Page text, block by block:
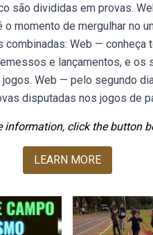
são divididas em provas.
momento de mergulhar no
Web — conheça
e lançamentos, e os
Web — pelo segundo
disputadas nos jogos de
information, click the button
LEARN MORE